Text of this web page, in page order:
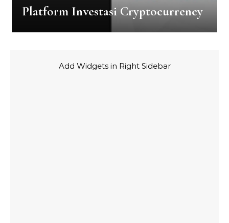
Platform Investasi Cryptocurrency
Add Widgets in Right Sidebar